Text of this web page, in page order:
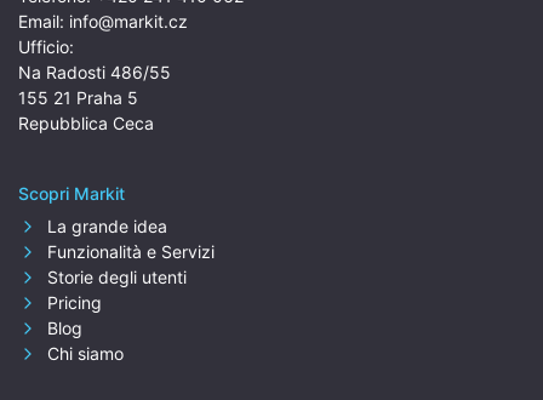
Email: info@markit.cz
Ufficio:
Na Radosti 486/55
155 21 Praha 5
Repubblica Ceca
Scopri Markit
La grande idea
Funzionalità e Servizi
Storie degli utenti
Pricing
Blog
Chi siamo